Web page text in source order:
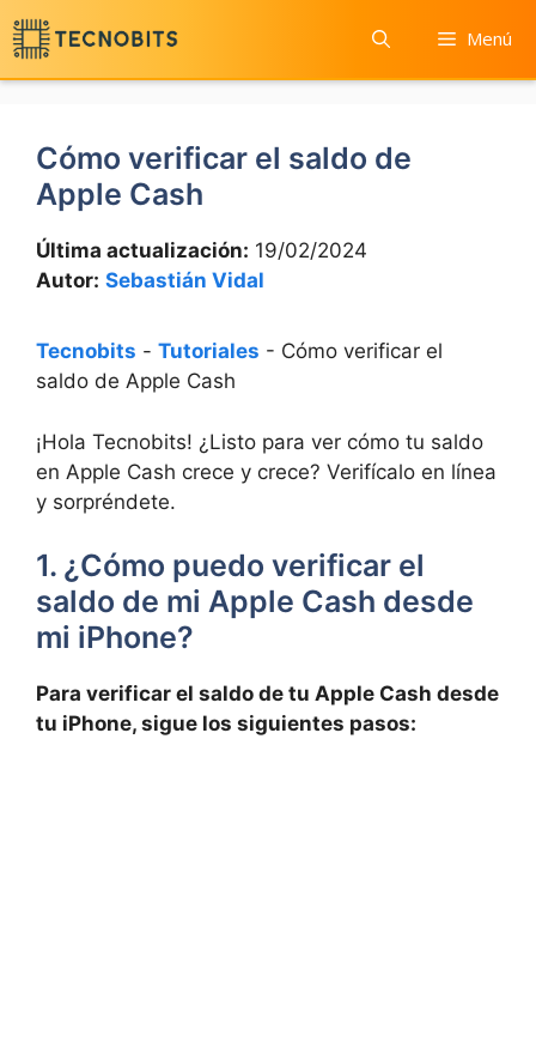
Saltar
al
contenido
Menú
Cómo verificar el saldo de
Apple Cash
Última actualización: 19/02/2024
Autor: Sebastián Vidal
Tecnobits - Tutoriales - Cómo verificar el
saldo de Apple Cash
¡Hola ‍Tecnobits!‍ ¿Listo para​ ver⁤ cómo tu‌ saldo⁢
en⁢ Apple Cash crece‍ y ⁢crece? Verifícalo en línea
y ​sorpréndete.
1. ¿Cómo puedo verificar el
saldo de mi Apple ⁤Cash⁣ desde
mi iPhone?
Para verificar el saldo de tu Apple Cash desde
tu iPhone,⁣ sigue los ‌siguientes pasos: